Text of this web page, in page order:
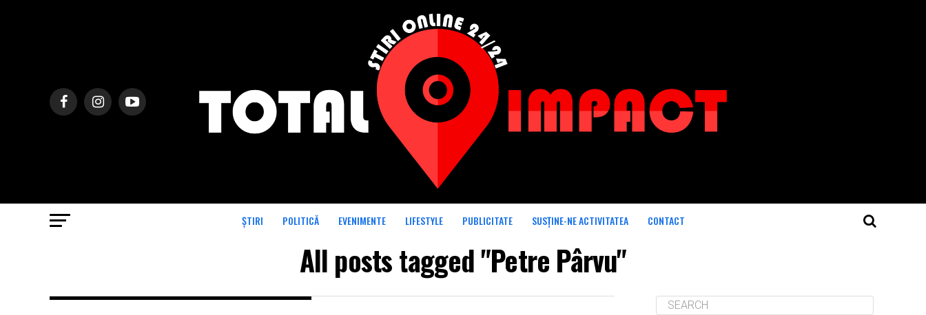
ȘTIRI POLITICĂ EVENIMENTE LIFESTYLE PUBLICITATE SUSȚINE-NE ACTIVITATEA CONTACT
All posts tagged "Petre Pârvu"